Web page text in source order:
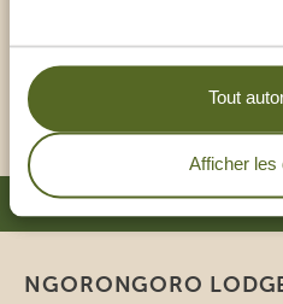
Tout
Afficher les
d’espace, vous […]
LIEU: NGORONGORO
NGORONGORO